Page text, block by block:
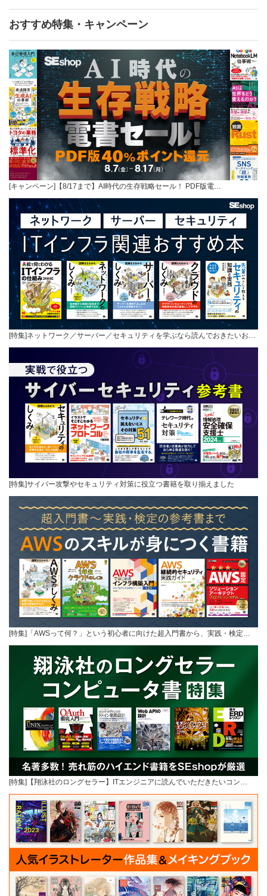
おすすめ特集・キャンペーン
[キャンペーン]【8/17まで】AI時代の生存戦略セール！ PDF版電…
[特集]ネットワーク／サーバー／セキュリティを学ぶなら読んでおきたいお…
[特集]サイバー攻撃やセキュリティ対策に役立つ書籍を取り揃えました
[特集]「AWSって何？」という初心者に向けた超入門書から、実践・検定…
[特集]【翔泳社のロングセラー】ITエンジニアに読んでいただきたいコン…